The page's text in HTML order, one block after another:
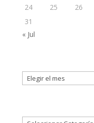
24
25 26
31
« Jul